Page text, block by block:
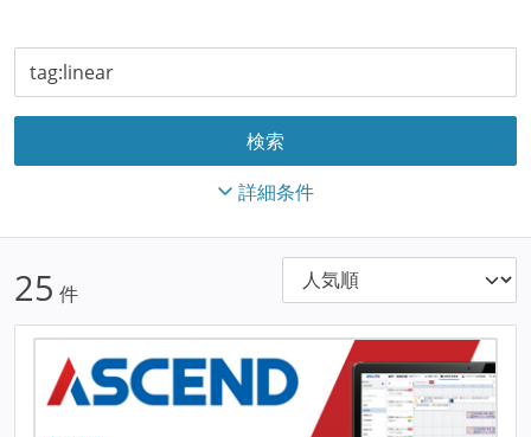
詳細条件
25 件